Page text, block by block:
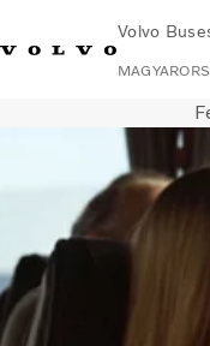
Volvo
Lépjen velünk
Városi és helyközi
Távolsági buszok
Services
Miért Volvo?
Kapcsolat